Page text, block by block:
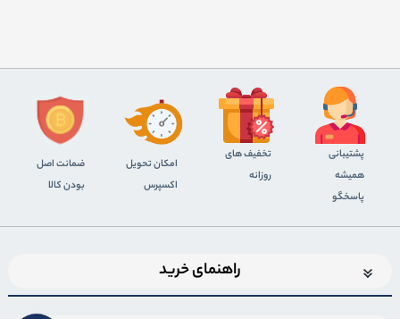
پشتیبانی
همیشه
پاسخگو
تخفیف های
روزانه
اﻣﮑﺎن ﺗﺤﻮﯾﻞ
اﮐﺴﭙﺮس
ضمانت اصل
بودن کالا
راهنمای خرید